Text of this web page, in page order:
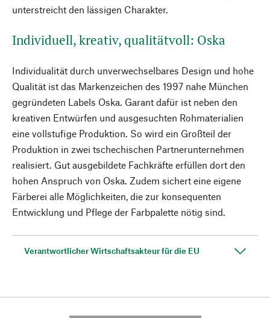
unterstreicht den lässigen Charakter.
Individuell, kreativ, qualitätvoll: Oska
Individualität durch unverwechselbares Design und hohe
Qualität ist das Markenzeichen des 1997 nahe München
gegründeten Labels Oska. Garant dafür ist neben den
kreativen Entwürfen und ausgesuchten Rohmaterialien
eine vollstufige Produktion. So wird ein Großteil der
Produktion in zwei tschechischen Partnerunternehmen
realisiert. Gut ausgebildete Fachkräfte erfüllen dort den
hohen Anspruch von Oska. Zudem sichert eine eigene
Färberei alle Möglichkeiten, die zur konsequenten
Entwicklung und Pflege der Farbpalette nötig sind.
Verantwortlicher Wirtschaftsakteur für die EU